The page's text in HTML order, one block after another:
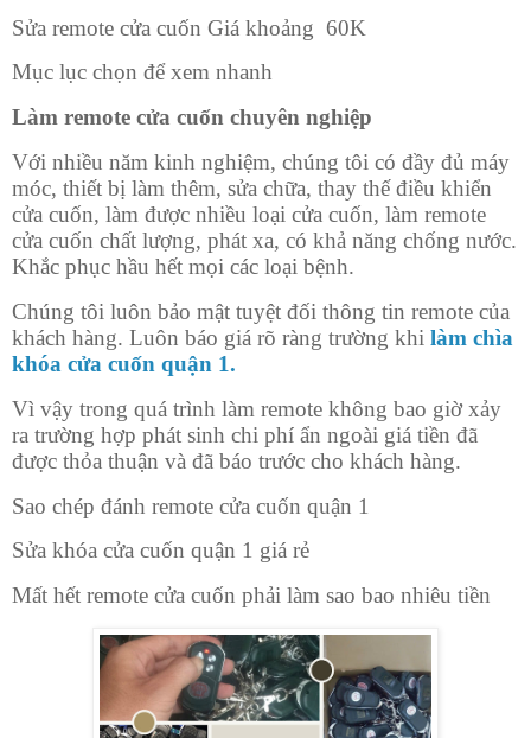
Sửa remote cửa cuốn Giá khoảng 60K
Mục lục chọn để xem nhanh
Làm remote cửa cuốn chuyên nghiệp
Với nhiều năm kinh nghiệm, chúng tôi có đầy đủ máy
móc, thiết bị làm thêm, sửa chữa, thay thế điều khiển
cửa cuốn, làm được nhiều loại cửa cuốn, làm remote
cửa cuốn chất lượng, phát xa, có khả năng chống nước.
Khắc phục hầu hết mọi các loại bệnh.
Chúng tôi luôn bảo mật tuyệt đối thông tin remote của
khách hàng. Luôn báo giá rõ ràng trường khi làm chìa
khóa cửa cuốn quận 1.
Vì vậy trong quá trình làm remote không bao giờ xảy
ra trường hợp phát sinh chi phí ẩn ngoài giá tiền đã
được thỏa thuận và đã báo trước cho khách hàng.
Sao chép đánh remote cửa cuốn quận 1
Sửa khóa cửa cuốn quận 1 giá rẻ
Mất hết remote cửa cuốn phải làm sao bao nhiêu tiền